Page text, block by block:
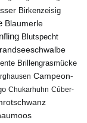
Birkenzeisig
Blaumerle
Blutspecht
Brillengrasmücke
Campeon-
Chukarhuhn Cúber-